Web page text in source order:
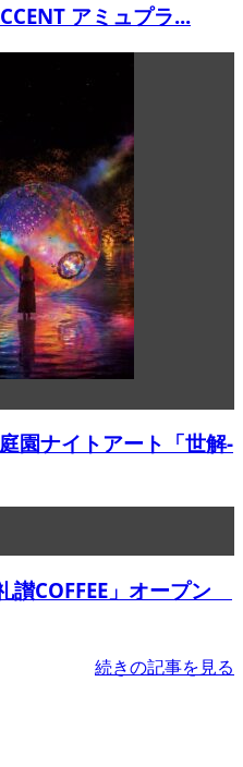
アミュプラ...
園ナイトアート「世解-
讃COFFEE」オープン
続きの記事を見る